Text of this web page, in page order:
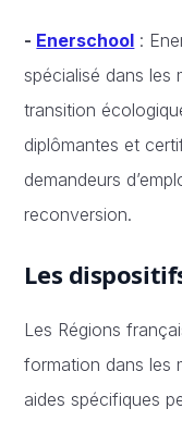
- Enerschool :
spécialisé dans les
transition
diplômantes et
demandeurs
reconversion.
Les
Les Régions
formation dans les
aides spécifiques